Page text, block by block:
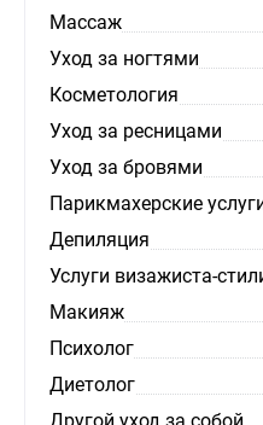
Массаж
Уход за ногтями
Косметология
Уход за ресницами
Уход за бровями
Парикмахерские
Депиляция
Услуги визажиста-
Макияж
Психолог
Диетолог